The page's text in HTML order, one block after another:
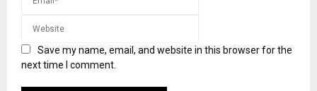
Save my name, email, and website in this browser for the
next time I comment.